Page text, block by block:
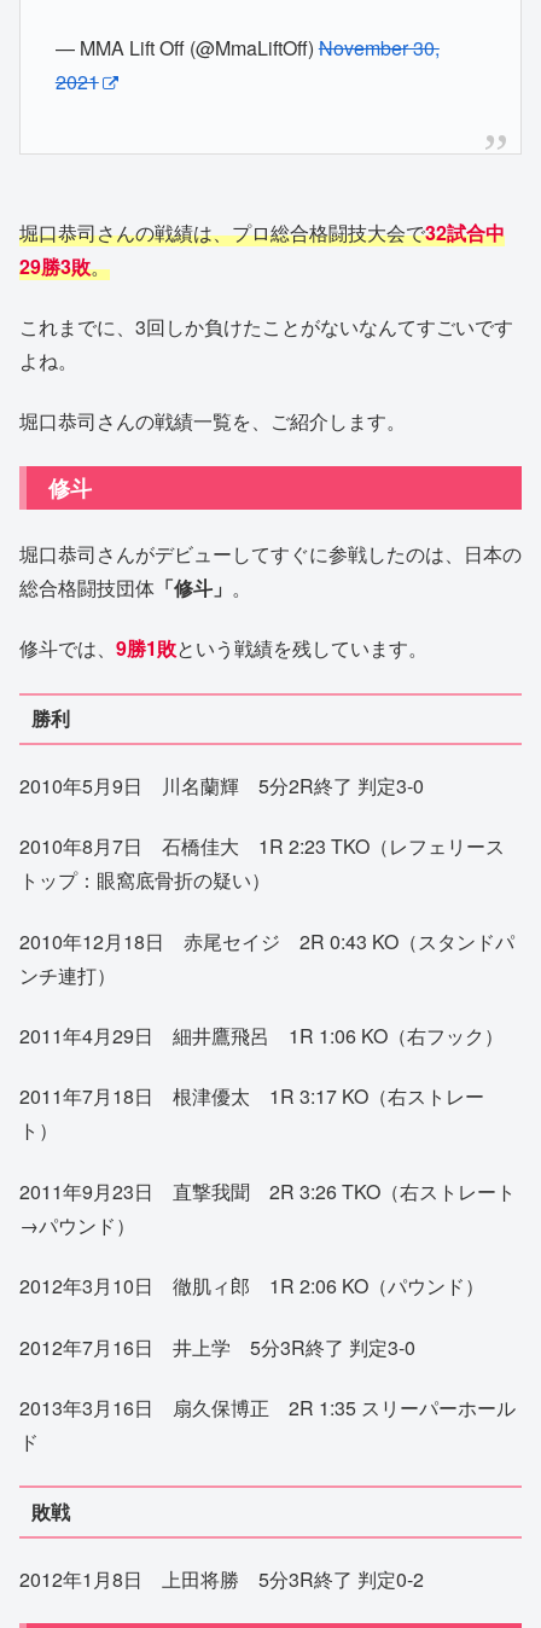
— MMA Lift Off (@MmaLiftOff)November 30,
2021
堀口恭司さんの戦績は、プロ総合格闘技大会で32試合中
29勝3敗。
これまでに、3回しか負けたことがないなんてすごいです
よね。
堀口恭司さんの戦績一覧を、ご紹介します。
修斗
堀口恭司さんがデビューしてすぐに参戦したのは、日本の
総合格闘技団体 「修斗」 。
修斗では、 9勝1敗という戦績を残しています。
勝利
2010年5月9日 川名蘭輝 5分2R終了 判定3-0
2010年8月7日 石橋佳大 1R 2:23 TKO（レフェリース
トップ：眼窩底骨折の疑い）
2010年12月18日 赤尾セイジ 2R 0:43 KO（スタンドパ
ンチ連打）
2011年4月29日 細井鷹飛呂 1R 1:06 KO（右フック）
2011年7月18日 根津優太 1R 3:17 KO（右ストレー
ト）
2011年9月23日 直撃我聞 2R 3:26 TKO（右ストレート
→パウンド）
2012年3月10日 徹肌ィ郎 1R 2:06 KO（パウンド）
2012年7月16日 井上学 5分3R終了 判定3-0
2013年3月16日 扇久保博正 2R 1:35 スリーパーホール
ド
敗戦
2012年1月8日 上田将勝 5分3R終了 判定0-2